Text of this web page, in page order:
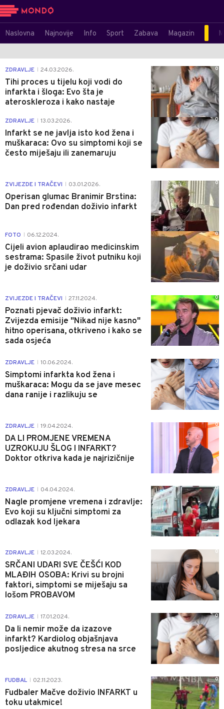
Naslovna Najnovije Info Sport Zabava Magazin
ZDRAVLJE 24.03.2026.
Tihi proces u tijelu koji vodi do
infarkta i šloga: Evo šta je
ateroskleroza i kako nastaje
0
ZDRAVLJE 13.03.2026.
Infarkt se ne javlja isto kod žena i
muškaraca: Ovo su simptomi koji se
često miješaju ili zanemaruju
0
ZVIJEZDE I TRAČEVI 03.01.2026.
Operisan glumac Branimir Brstina:
Dan pred rođendan doživio infarkt
0
FOTO 06.12.2024.
Cijeli avion aplaudirao medicinskim
sestrama: Spasile život putniku koji
je doživio srčani udar
0
ZVIJEZDE I TRAČEVI 27.11.2024.
Poznati pjevač doživio infarkt:
Zvijezda emisije "Nikad nije kasno"
hitno operisana, otkriveno i kako se
sada osjeća
0
ZDRAVLJE 10.06.2024.
Simptomi infarkta kod žena i
muškaraca: Mogu da se jave mesec
dana ranije i razlikuju se
0
ZDRAVLJE 19.04.2024.
DA LI PROMJENE VREMENA
UZROKUJU ŠLOG I INFARKT?
Doktor otkriva kada je najrizičnije
0
ZDRAVLJE 04.04.2024.
Nagle promjene vremena i zdravlje:
Evo koji su ključni simptomi za
odlazak kod ljekara
0
ZDRAVLJE 12.03.2024.
SRČANI UDARI SVE ČEŠĆI KOD
MLAĐIH OSOBA: Krivi su brojni
faktori, simptomi se miješaju sa
lošom PROBAVOM
0
ZDRAVLJE 17.01.2024.
Da li nemir može da izazove
infarkt? Kardiolog objašnjava
posljedice akutnog stresa na srce
0
FUDBAL 02.11.2023.
Fudbaler Mačve doživio INFARKT u
toku utakmice!
0